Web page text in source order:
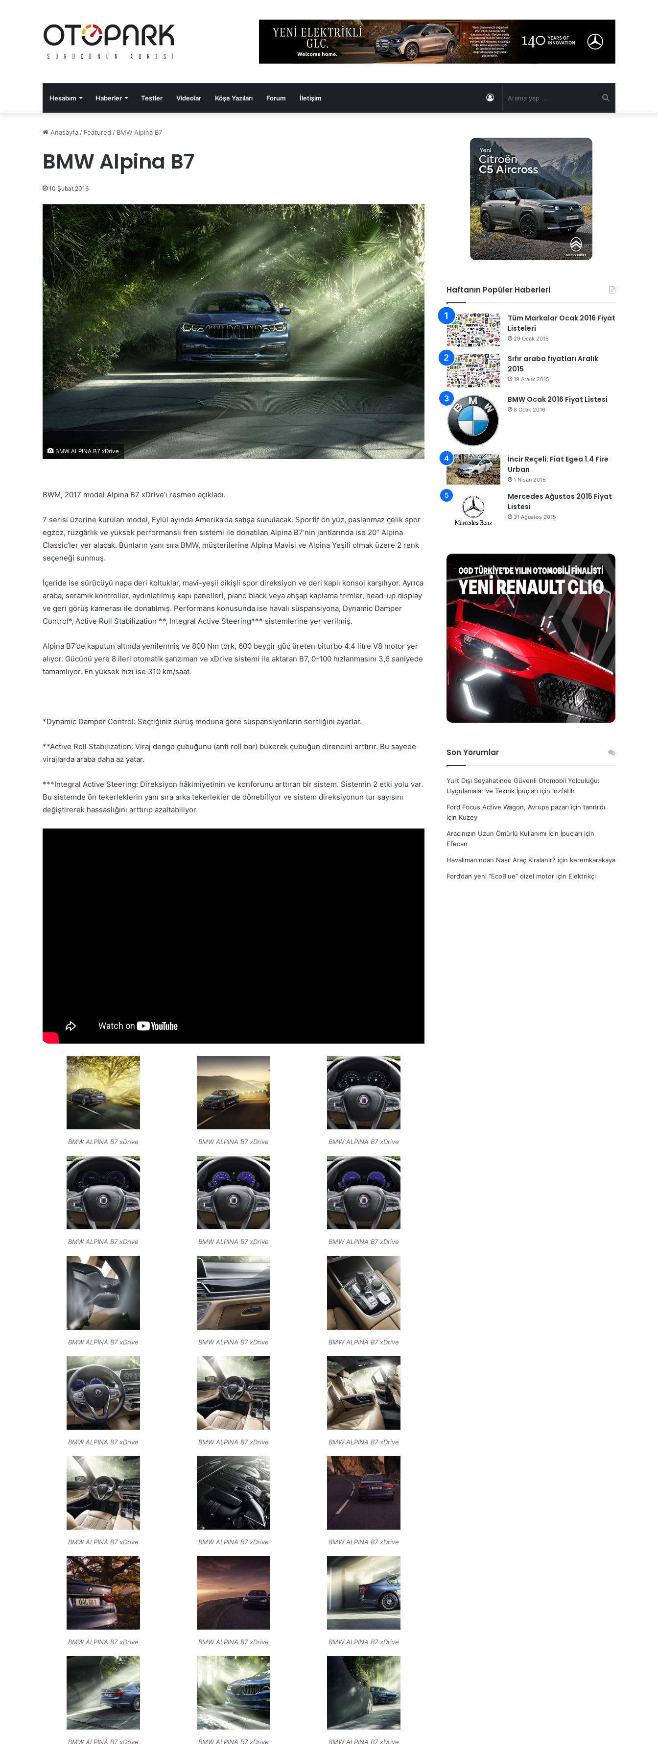
Hesabım Haberler Testler Videolar Köşe Yazıları Forum İletişim Kayıt
Anasayfa / Featured / BMW Alpina B7
BMW Alpina B7
10 Şubat 2016
BMW ALPINA B7 xDrive
BWM, 2017 model Alpina B7 xDrive’ı resmen açıkladı.
7 serisi üzerine kurulan model, Eylül ayında Amerika’da satışa sunulacak. Sportif ön yüz, paslanmaz çelik spor
egzoz, rüzgârlık ve yüksek performanslı fren sistemi ile donatılan Alpina B7’nin jantlarında ise 20” Alpina
Classic’ler yer alacak. Bunların yanı sıra BMW, müşterilerine Alpina Mavisi ve Alpina Yeşili olmak üzere 2 renk
seçeneği sunmuş.
İçeride ise sürücüyü napa deri koltuklar, mavi-yeşil dikişli spor direksiyon ve deri kaplı konsol karşılıyor. Ayrıca
araba; seramik kontroller, aydınlatılmış kapı panelleri, piano black veya ahşap kaplama trimler, head-up display
ve geri görüş kamerası ile donatılmış. Performans konusunda ise havalı süspansiyona, Dynamic Damper
Control*, Active Roll Stabilization **, Integral Active Steering*** sistemlerine yer verilmiş.
Alpina B7’de kaputun altında yenilenmiş ve 800 Nm tork, 600 beygir güç üreten biturbo 4.4 litre V8 motor yer
alıyor. Gücünü yere 8 ileri otomatik şanzıman ve xDrive sistemi ile aktaran B7, 0-100 hızlanmasını 3,6 saniyede
tamamlıyor. En yüksek hızı ise 310 km/saat.
*Dynamic Damper Control: Seçtiğiniz sürüş moduna göre süspansiyonların sertliğini ayarlar.
**Active Roll Stabilization: Viraj denge çubuğunu (anti roll bar) bükerek çubuğun direncini arttırır. Bu sayede
virajlarda araba daha az yatar.
***Integral Active Steering: Direksiyon hâkimiyetinin ve konforunu arttıran bir sistem. Sistemin 2 etki yolu var.
Bu sistemde ön tekerleklerin yanı sıra arka tekerlekler de dönebiliyor ve sistem direksiyonun tur sayısını
değiştirerek hassaslığını arttırıp azaltabiliyor.
BMW ALPINA B7 xDrive BMW ALPINA B7 xDrive BMW ALPINA B7 xDrive
BMW ALPINA B7 xDrive BMW ALPINA B7 xDrive BMW ALPINA B7 xDrive
BMW ALPINA B7 xDrive BMW ALPINA B7 xDrive BMW ALPINA B7 xDrive
BMW ALPINA B7 xDrive BMW ALPINA B7 xDrive BMW ALPINA B7 xDrive
BMW ALPINA B7 xDrive BMW ALPINA B7 xDrive BMW ALPINA B7 xDrive
BMW ALPINA B7 xDrive BMW ALPINA B7 xDrive BMW ALPINA B7 xDrive
BMW ALPINA B7 xDrive BMW ALPINA B7 xDrive BMW ALPINA B7 xDrive
Haftanın Popüler Haberleri
Tüm Markalar Ocak 2016 Fiyat
Listeleri
29 Ocak 2016
Sıfır araba fiyatları Aralık
2015
19 Aralık 2015
BMW Ocak 2016 Fiyat Listesi
8 Ocak 2016
İncir Reçeli: Fiat Egea 1.4 Fire
Urban
1 Nisan 2016
Mercedes Ağustos 2015 Fiyat
Listesi
31 Ağustos 2015
Son Yorumlar
Yurt Dışı Seyahatinde Güvenli Otomobil Yolculuğu:
Uygulamalar ve Teknik İpuçları için inzfatih
Ford Focus Active Wagon, Avrupa pazarı için tanıtıldı
için Kuzey
Aracınızın Uzun Ömürlü Kullanımı İçin İpuçları için
Efecan
Havalimanından Nasıl Araç Kiralanır? için keremkarakaya
Ford’dan yeni “EcoBlue” dizel motor için Elektrikçi